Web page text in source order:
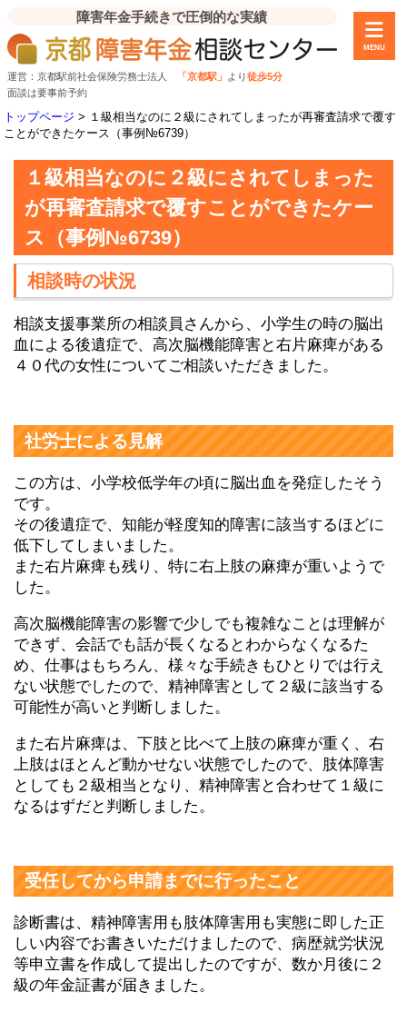
障害年金手続きで圧倒的な実績
運営：京都駅前社会保険労務士法人 「京都駅」 より徒歩5分
面談は要事前予約
MENU
トップページ > １級相当なのに２級にされてしまったが再審査請求で覆す
ことができたケース（事例№6739）
１級相当なのに２級にされてしまった
が再審査請求で覆すことができたケー
ス（事例№6739）
相談時の状況
相談支援事業所の相談員さんから、小学生の時の脳出
血による後遺症で、高次脳機能障害と右片麻痺がある
４０代の女性についてご相談いただきました。
社労士による見解
この方は、小学校低学年の頃に脳出血を発症したそう
です。
その後遺症で、知能が軽度知的障害に該当するほどに
低下してしまいました。
また右片麻痺も残り、特に右上肢の麻痺が重いようで
した。
高次脳機能障害の影響で少しでも複雑なことは理解が
できず、会話でも話が長くなるとわからなくなるた
め、仕事はもちろん、様々な手続きもひとりでは行え
ない状態でしたので、精神障害として２級に該当する
可能性が高いと判断しました。
また右片麻痺は、下肢と比べて上肢の麻痺が重く、右
上肢はほとんど動かせない状態でしたので、肢体障害
としても２級相当となり、精神障害と合わせて１級に
なるはずだと判断しました。
受任してから申請までに行ったこと
診断書は、精神障害用も肢体障害用も実態に即した正
しい内容でお書きいただけましたので、病歴就労状況
等申立書を作成して提出したのですが、数か月後に２
級の年金証書が届きました。